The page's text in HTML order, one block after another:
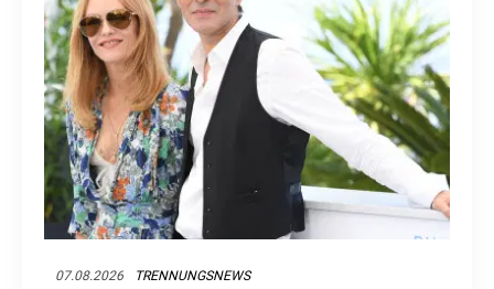
07.08.2026 TRENNUNGSNEWS